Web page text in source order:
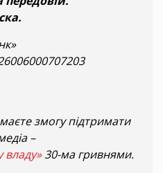
змогу підтримати
–
владу»30-ма гривнями.